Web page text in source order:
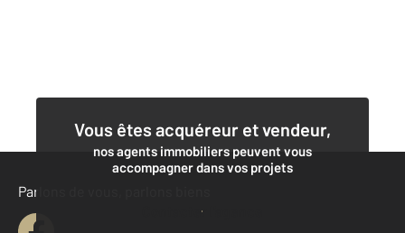
Vous êtes acquéreur et vendeur,
nos agents immobiliers peuvent vous
accompagner dans vos projets
Contacter l'agence
Parlons de vous, parlons biens